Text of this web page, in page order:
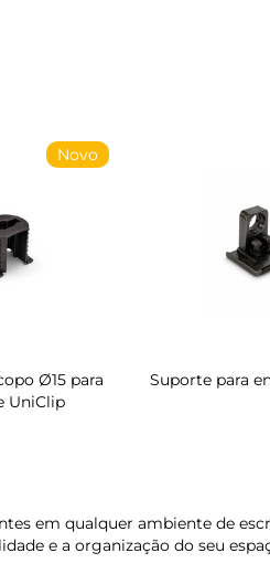
Novo
Ø15 para
UniClip
Suporte para
em qualquer ambiente de
e a organização do seu